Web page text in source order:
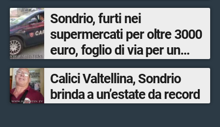
Sondrio, furti nei
supermercati per oltre 3000
euro, foglio di via per un
ventinovenne
Calici Valtellina, Sondrio
brinda a un’estate da record